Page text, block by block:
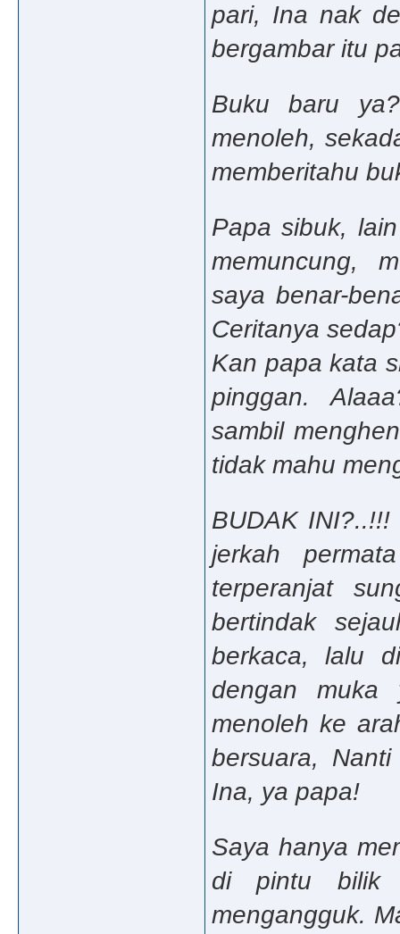
pari, Ina nak
bergambar itu
Buku baru
menoleh,
memberitahu
Papa sibuk,
memuncung,
saya benar-
Ceritanya
Kan papa kata
pinggan.
sambil
tidak mahu
BUDAK
jerkah
terperanjat
bertindak
berkaca, lalu
dengan muka
menoleh ke
bersuara,
Ina, ya papa!
Saya hanya
di pintu bilik
mengangguk.